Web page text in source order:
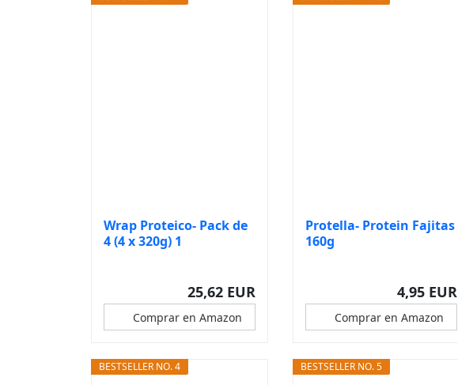
Wrap Proteico- Pack de
4 (4 x 320g) 1
25,62 EUR
Comprar en Amazon
Protella- Protein Fajitas
160g
4,95 EUR
Comprar en Amazon
BESTSELLER NO. 4 BESTSELLER NO. 5